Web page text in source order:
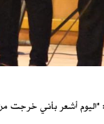
"اليوم أشعر بأني خرجت